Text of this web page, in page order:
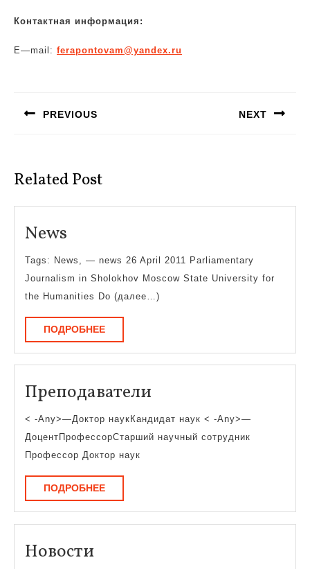
Контактная информация:
E—mail : ferapontovam@yandex.ru
записям
PREVIOUS NEXT
Related Post
News
Tags: News, — news 26 April 2011 Parliamentary
Journalism in Sholokhov Moscow State University for
the Humanities Do (далее…)
ПОДРОБНЕЕПОДРОБНЕЕ
Преподаватели
< -Any>—Доктор наукКандидат наук < -Any>—
ДоцентПрофессорСтарший научный сотрудник
Профессор Доктор наук
ПОДРОБНЕЕПОДРОБНЕЕ
Новости